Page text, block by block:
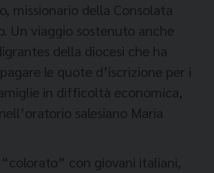
missionario della Consolata
Un viaggio sostenuto anche
della diocesi che ha
le quote d’iscrizione per i
in difficoltà economica,
salesiano Maria
con giovani italiani,